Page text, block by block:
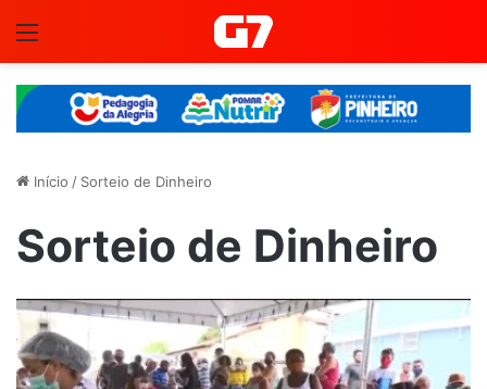
Início / Sorteio de Dinheiro
Sorteio de Dinheiro